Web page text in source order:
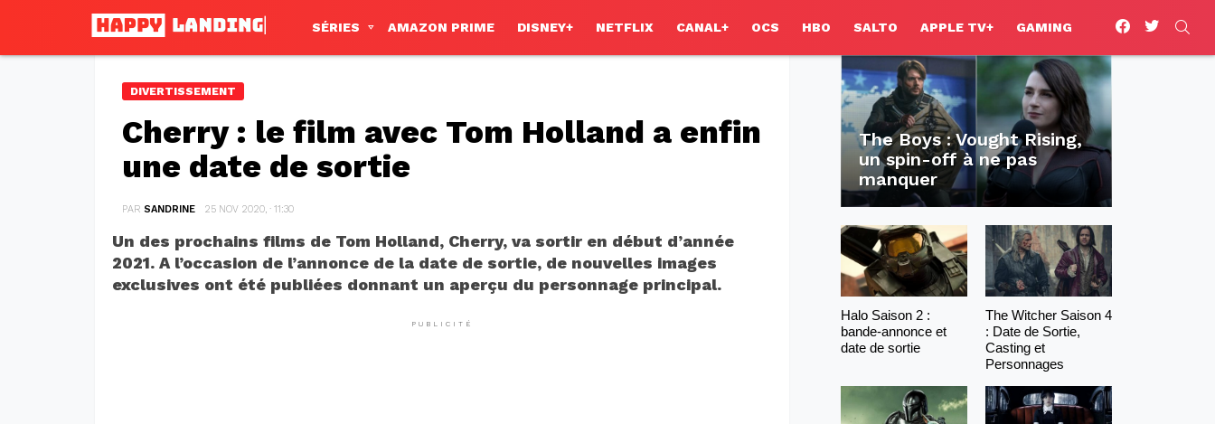
SÉRIES AMAZON PRIME DISNEY+ NETFLIX CANAL+ OCS HBO SALTO APPLE TV+ GAMING
facebooktwitter
DIVERTISSEMENT
Cherry : le film avec Tom Holland a enfin
une date de sortie
PAR SANDRINE 25 NOV 2020, · 11:30
Un des prochains films de Tom Holland, Cherry, va sortir en début d’année
2021. A l’occasion de l’annonce de la date de sortie, de nouvelles images
exclusives ont été publiées donnant un aperçu du personnage principal.
PUBLICITÉ
The Boys : Vought Rising,
un spin-off à ne pas
manquer
Halo Saison 2 :
bande-annonce et
date de sortie
The Witcher Saison 4
: Date de Sortie,
Casting et
Personnages